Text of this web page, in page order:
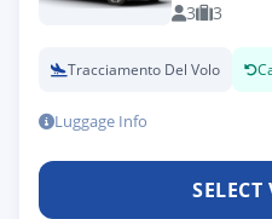
3 3
Tracciamento Del Volo
Luggage Info
SELECT